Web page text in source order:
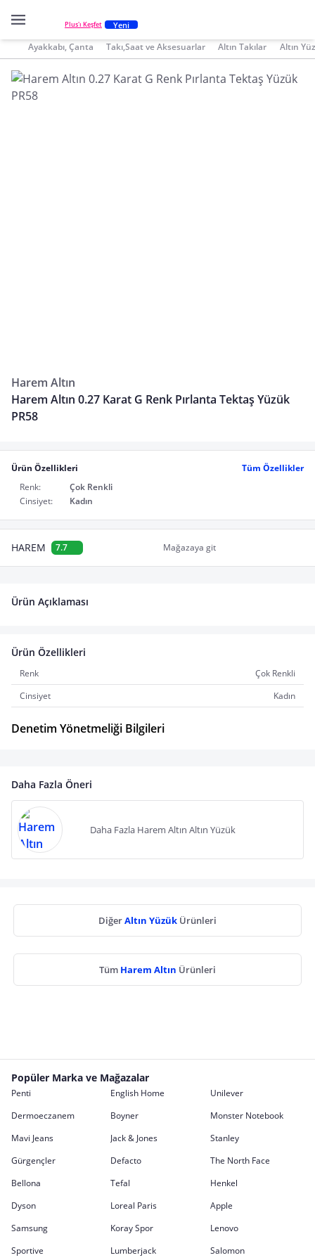
Plus'ı Keşfet Yeni
Ayakkabı, Çanta Takı,Saat ve Aksesuarlar Altın Takılar Altın
Harem Altın
Harem Altın 0.27 Karat G Renk Pırlanta Tektaş Yüzük
PR58
Ürün Özellikleri
Tüm Özellikler
Renk:
Çok Renkli
Cinsiyet:
Kadın
HAREM 7.7 Mağazaya git
Ürün Açıklaması
Ürün Özellikleri
Renk
Çok Renkli
Cinsiyet
Kadın
Denetim Yönetmeliği Bilgileri
Daha Fazla Öneri
Daha Fazla Harem Altın Altın Yüzük
DiğerAltın Yüzük Ürünleri
Tüm Harem Altın Ürünleri
Popüler Marka ve Mağazalar
Penti English Home
Unilever
Dermoeczanem
Boyner
Monster Notebook
Mavi Jeans
Jack & Jones
Stanley
Gürgençler
Defacto
The North Face
Bellona
Tefal
Henkel
Dyson
Loreal Paris
Apple
Samsung
Koray Spor
Lenovo
Sportive
Lumberjack Salomon